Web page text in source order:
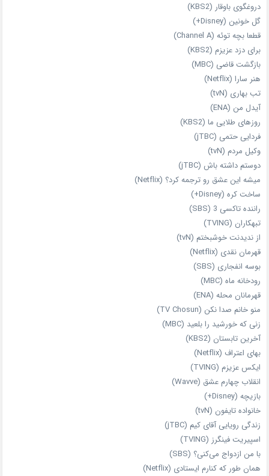
دروغگوی باوقار (KBS2)
گل خونین (Disney+)
قطعا بچه توئه (Channel A)
برای دزد عزیزم (KBS2)
بازگشت قاضی (MBC)
هنر سارا (Netflix)
تب بهاری (tvN)
آیدل من (ENA)
روزهای طلایی ما (KBS2)
فردایی حتمی (jTBC)
وکیل مردم (tvN)
دوستم داشته باش (jTBC)
میشه این عشق رو ترجمه کرد؟ (Netflix)
ساخت کره (Disney+)
راننده تاکسی 3 (SBS)
تبهکاران (TVING)
از ندیدنت خوشبختم (tvN)
قهرمان نقدی (Netflix)
بوسه انفجاری (SBS)
رودخانه ماه (MBC)
قهرمانان محله (ENA)
منو خانم صدا نکن (TV Chosun)
زنی که خورشید را بلعید (MBC)
آخرین تابستان (KBS2)
بهای اعتراف (Netflix)
ایکس عزیزم (TVING)
انقلاب چهارم عشق (Wavve)
بازیچه (Disney+)
خانواده تایفون (tvN)
زندگی رویایی آقای کیم (jTBC)
اسپیریت فینگرز (TVING)
با من ازدواج می‌کنی؟ (SBS)
همان‌ طور که کنارم ایستادی (Netflix)